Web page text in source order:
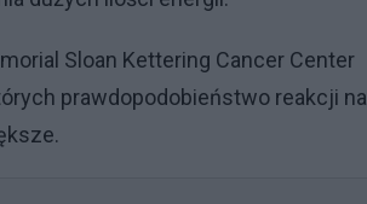
Sloan Kettering Cancer Center
prawdopodobieństwo reakcji na